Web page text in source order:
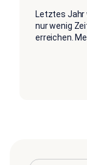
Letztes Jahr
nur wenig
erreichen.